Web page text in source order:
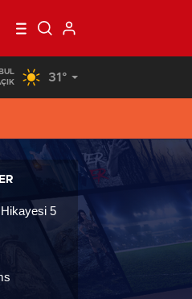
31°
5